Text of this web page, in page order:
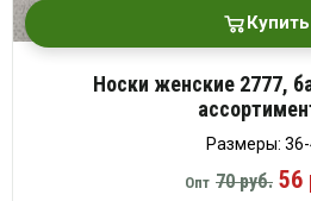
Купить
Носки женские 2777,
Размеры: 36-
Опт 70 руб. 56